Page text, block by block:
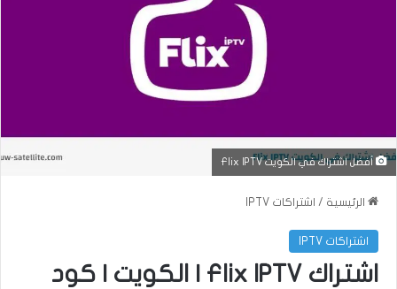
أفضل اشتراك في الكويت Flix IPTV
الرئيسية / اشتراكات IPTV
اشتراكات IPTV
اشتراك Flix IPTV | الكويت | كود